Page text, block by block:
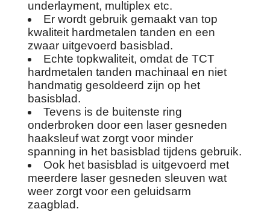
underlayment, multiplex etc.
Er wordt gebruik gemaakt van top
kwaliteit hardmetalen tanden en een
zwaar uitgevoerd basisblad.
Echte topkwaliteit, omdat de TCT
hardmetalen tanden machinaal en niet
handmatig gesoldeerd zijn op het
basisblad.
Tevens is de buitenste ring
onderbroken door een laser gesneden
haaksleuf wat zorgt voor minder
spanning in het basisblad tijdens gebruik.
Ook het basisblad is uitgevoerd met
meerdere laser gesneden sleuven wat
weer zorgt voor een geluidsarm
zaagblad.